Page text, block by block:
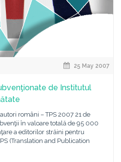
25 May 2007
de Institutul
români – TPS 2007 21 de
în valoare totală de 95 000
a editorilor străini pentru
(Translation and Publication